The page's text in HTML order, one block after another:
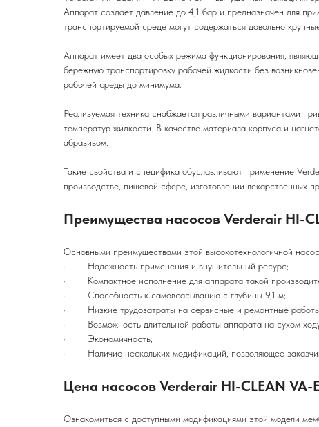
Аппарат создает давление до 4,1 бар и предназначен для
транспортируемой среде могут содержаться довольно
Аппарат имеет два особых режима функционирования,
бережную транспортировку рабочей жидкости без
рабочей среды до минимума.
Реализуемая техника снабжается различными вариантами
температур жидкости. В качестве материала корпуса и
абразивом.
Такие свойства и специфика обуславливают применение
производстве, пищевой сфере, изготовлении лекарственных
Преимущества насосов Verderair HI-
Основными преимуществами этой высокотехнологичной
· Надежность применения и внушительный ресурс;
· Компактное исполнение для аппарата такой
· Способность к самовсасыванию с глубины 9,1 м;
· Низкие трудозатраты на сервисные и ремонтные
· Возможность длительной работы аппарата на сухом ходу
· Экономичность;
· Наличие нескольких модификаций, позволяющее
Цена насосов Verderair HI-CLEAN VA-
Ознакомиться с доступными модификациями этой модели